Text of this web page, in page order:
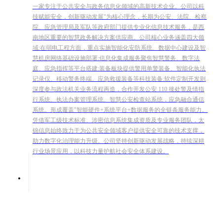
一家专注于公共安全与政务信息化领域的高新技术企业。公司以科
技赋能安全，创新驱动发展"为核心理念，长期为公安、法院、检察
院、应急管理局及军队等政府部门提供专业化信息技术服务，是西
南地区重要的智慧政务解决方案供应商。公司核心业务涵盖四大领
域:在弱电工程方面，重点实施智能化安防系统、数据中心建设及智
慧机房网络基础设施部署:信息化集成服务聚焦智慧警务、数字法
庭、应急指挥等平台搭建:装备板块提供警用单警装备、智能化执法
记录仪、移动警务终端、应急救援装备等科技装备:软件定制开发则
深度参与政法机关业务流程再造，合作开发公安 110 接处警及情指
行系统、执法办案管理系统、智慧公安检查站系统，应急融合通信
系统。形成覆盖"智能硬件+系统平台+数据服务的全链条服务能力。
凭借军工级技术标准、涉密信息系统集成资质及专业服务团队，太
锦信息始终致力于为公共安全领域客户提供安全可靠的技术支撑，
助力数字化治理能力升级。公司坚持创新驱动发展战略，持续深耕
行业场景应用，以科技力量护航社会安全体系建设。